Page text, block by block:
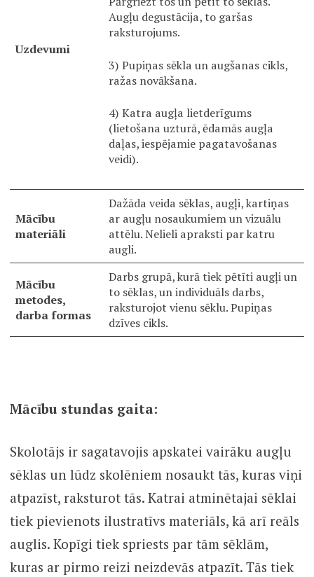
Uzdevumi
Augļu degustācija, to garšas
raksturojums.
3) Pupiņas sēkla un augšanas cikls,
ražas novākšana.
4) Katra augļa lietderīgums
(lietošana uzturā, ēdamās augļa
daļas, iespējamie pagatavošanas
veidi).
Mācību
materiāli
Dažāda veida sēklas, augļi, kartiņas
ar augļu nosaukumiem un vizuālu
attēlu. Nelieli apraksti par katru
augli.
Mācību
metodes,
darba formas
Darbs grupā, kurā tiek pētīti augļi un
to sēklas, un individuāls darbs,
raksturojot vienu sēklu. Pupiņas
dzīves cikls.
Mācību stundas gaita:
Skolotājs ir sagatavojis apskatei vairāku augļu
sēklas un lūdz skolēniem nosaukt tās, kuras viņi
atpazīst, raksturot tās. Katrai atminētajai sēklai
tiek pievienots ilustratīvs materiāls, kā arī reāls
auglis. Kopīgi tiek spriests par tām sēklām,
kuras ar pirmo reizi neizdevās atpazīt. Tās tiek